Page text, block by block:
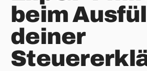
beim
deiner